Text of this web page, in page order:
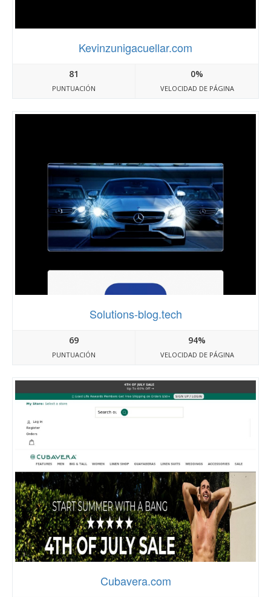
Kevinzunigacuellar.com
81
PUNTUACIÓN
0%
VELOCIDAD DE PÁGINA
Solutions-blog.tech
69
PUNTUACIÓN
94%
VELOCIDAD DE PÁGINA
Cubavera.com